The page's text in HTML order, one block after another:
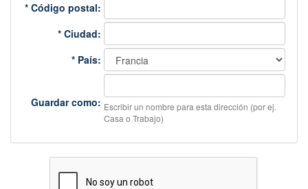
* Código postal:
* Ciudad:
* País:
Guardar como: Escribir un nombre para esta dirección (por ej.
Casa o Trabajo)